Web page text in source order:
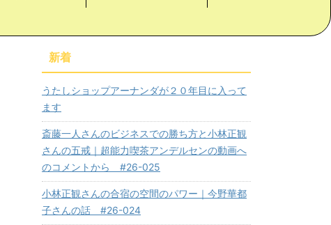
新着
うたしショップアーナンダが２０年目に入って
ます
斎藤一人さんのビジネスでの勝ち方と小林正観
さんの五戒｜超能力喫茶アンデルセンの動画へ
のコメントから #26-025
小林正観さんの合宿の空間のパワー｜今野華都
子さんの話 #26-024